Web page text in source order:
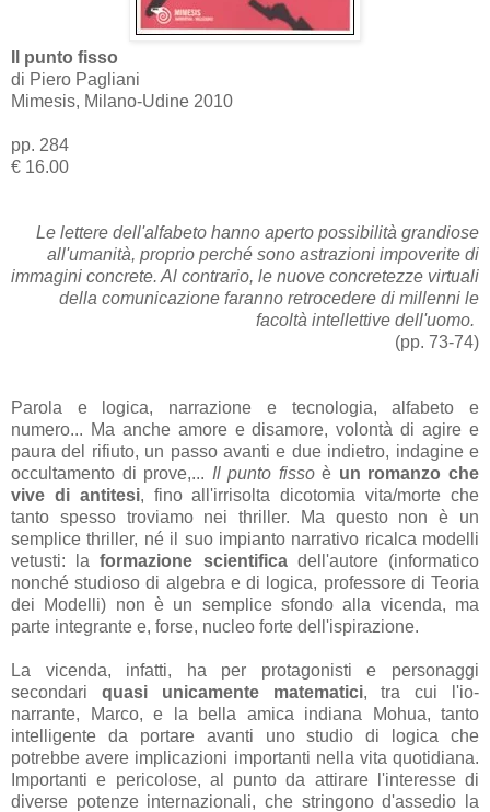
Il punto fisso
di Piero Pagliani
Mimesis, Milano-Udine 2010
pp. 284
€ 16.00
Le lettere dell'alfabeto hanno aperto possibilità grandiose
all'umanità, proprio perché sono astrazioni impoverite di
immagini concrete. Al contrario, le nuove concretezze virtuali
della comunicazione faranno retrocedere di millenni le
facoltà intellettive dell'uomo.
(pp. 73-74)
Parola e logica, narrazione e tecnologia, alfabeto e
numero... Ma anche amore e disamore, volontà di agire e
paura del rifiuto, un passo avanti e due indietro, indagine e
occultamento di prove,... Il punto fissoè un romanzo che
vive di antitesi, fino all'irrisolta dicotomia vita/morte che
tanto spesso troviamo nei thriller. Ma questo non è un
semplice thriller, né il suo impianto narrativo ricalca modelli
vetusti: laformazione scientificadell'autore (informatico
nonché studioso di algebra e di logica, professore di Teoria
dei Modelli) non è un semplice sfondo alla vicenda, ma
parte integrante e, forse, nucleo forte dell'ispirazione.
La vicenda, infatti, ha per protagonisti e personaggi
secondari quasi unicamente matematici, tra cui l'io-
narrante, Marco, e la bella amica indiana Mohua, tanto
intelligente da portare avanti uno studio di logica che
potrebbe avere implicazioni importanti nella vita quotidiana.
Importanti e pericolose, al punto da attirare l'interesse di
diverse potenze internazionali, che stringono d'assedio la